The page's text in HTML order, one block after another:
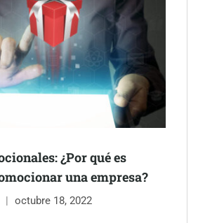
con las mayores caídas de precios
¿Por qué es
una empresa?
octubre 18, 2022